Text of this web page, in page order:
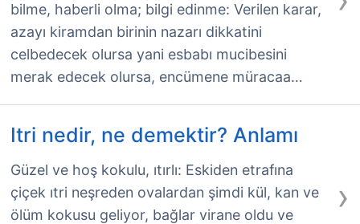
bilme, haberli olma; bilgi edinme: Verilen karar,
azayı kiramdan birinin nazarı dikkatini
celbedecek olursa yani esbabı mucibesini
merak edecek olursa, encümene müracaa…
Itri nedir, ne demektir? Anlamı
›
Güzel ve hoş kokulu, ıtırlı: Eskiden etrafına
çiçek ıtri neşreden ovalardan şimdi kül, kan ve
ölüm kokusu geliyor, bağlar virane oldu ve